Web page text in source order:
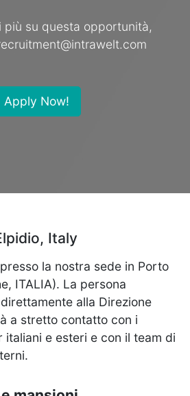
più su questa opportunità,
Apply Now!
, Italy
la nostra sede in Porto
ITALIA). La persona
alla Direzione
a stretto contatto con i
italiani e esteri e con il team di